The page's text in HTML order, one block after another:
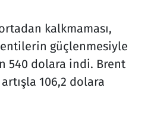
kalkmaması,
güçlenmesiyle
540 dolara indi. Brent
106,2 dolara